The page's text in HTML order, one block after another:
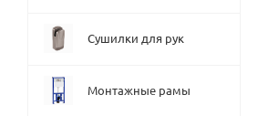
Сушилки для рук
Монтажные рамы